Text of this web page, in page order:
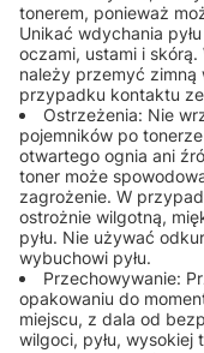
tonerem, ponieważ
Unikać wdychania
oczami, ustami i
należy przemyć zimną
przypadku kontaktu
Ostrzeżenia: Nie
pojemników po
otwartego ognia ani
toner może
zagrożenie. W
ostrożnie wilgotną,
pyłu. Nie używać
wybuchowi pyłu.
Przechowywanie:
opakowaniu do
miejscu, z dala od
wilgoci, pyłu,